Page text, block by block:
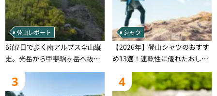
登山レポート
6泊7日で歩く南アルプス全山縦
走。光岳から甲斐駒ヶ岳へ抜け
る登山の記録
シャツ
【2026年】登山シャツのおすす
め13選！速乾性に優れたおしゃ
れなモデルを徹底紹介！
3 4